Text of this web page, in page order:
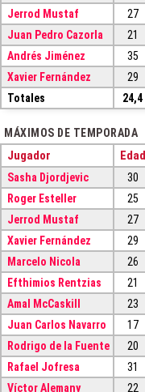
Jerrod Mustaf
27
Juan Pedro Cazorla
21
Andrés Jiménez
35
Xavier Fernández
29
Totales
24,4
MÁXIMOS DE TEMPORADA
Jugador Edad
Sasha Djordjevic 30
Roger Esteller
25
Jerrod Mustaf
27
Xavier Fernández
29
Marcelo Nicola
26
Efthimios Rentzias
21
Amal McCaskill
23
Juan Carlos Navarro
17
Rodrigo de la Fuente
20
Rafael Jofresa
31
Víctor Alemany
22